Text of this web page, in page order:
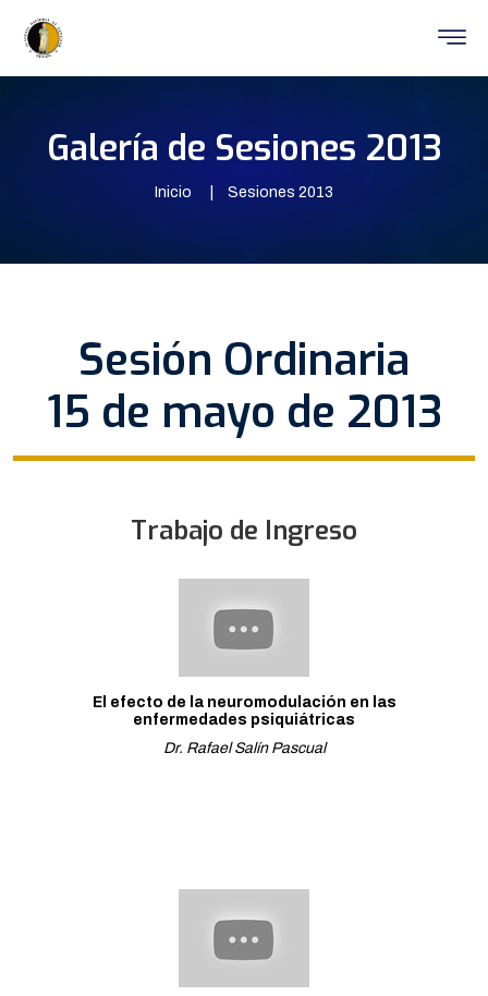
Galería de Sesiones 2013
Inicio Sesiones 2013
Sesión Ordinaria
15 de mayo de 2013
Trabajo de Ingreso
El efecto de la neuromodulación en las
enfermedades psiquiátricas
Dr. Rafael Salín Pascual